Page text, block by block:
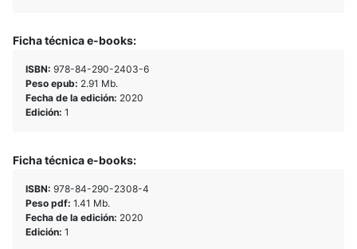
Ficha técnica e-books:
ISBN: 978-84-290-2403-6
Peso epub: 2.91 Mb.
Fecha de la edición: 2020
Edición: 1
Ficha técnica e-books:
ISBN: 978-84-290-2308-4
Peso pdf: 1.41 Mb.
Fecha de la edición: 2020
Edición: 1